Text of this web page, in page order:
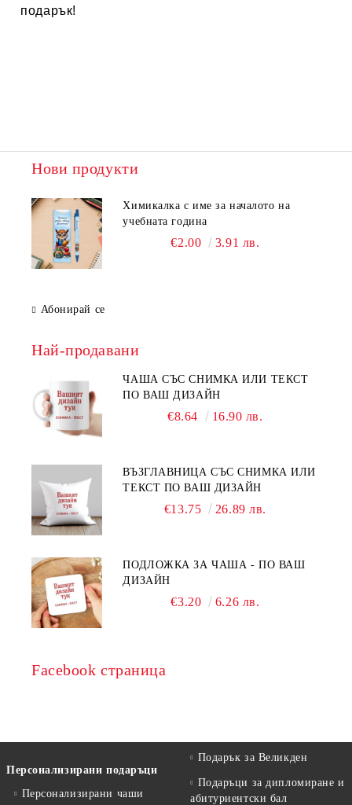
подарък!
Нови продукти
Химикалка с име за началото на
учебната година
€2.00 3.91 лв.
Абонирай се
Най-продавани
ЧАША СЪС СНИМКА ИЛИ ТЕКСТ
ПО ВАШ ДИЗАЙН
€8.64 16.90 лв.
ВЪЗГЛАВНИЦА СЪС СНИМКА ИЛИ
ТЕКСТ ПО ВАШ ДИЗАЙН
€13.75 26.89 лв.
ПОДЛОЖКА ЗА ЧАША - ПО ВАШ
ДИЗАЙН
€3.20 6.26 лв.
Facebook страница
Персонализирани подаръци
Персонализирани чаши
Подарък за Великден
Подаръци за дипломиране и
абитуриентски бал